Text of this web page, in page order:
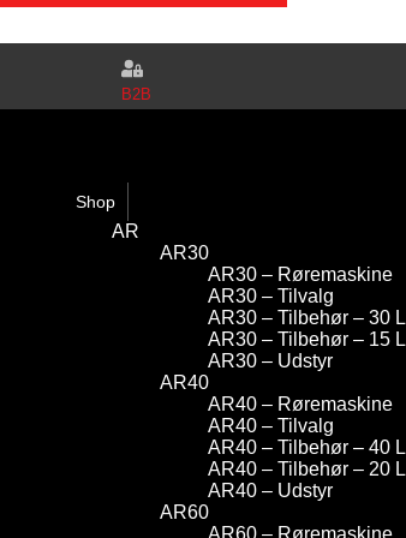
B2B
Shop
AR
AR30
AR30 – Røremaskine
AR30 – Tilvalg
AR30 – Tilbehør – 30 L
AR30 – Tilbehør – 15 L
AR30 – Udstyr
AR40
AR40 – Røremaskine
AR40 – Tilvalg
AR40 – Tilbehør – 40 L
AR40 – Tilbehør – 20 L
AR40 – Udstyr
AR60
AR60 – Røremaskine